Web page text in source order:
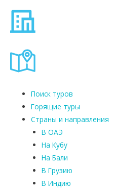
Поиск туров
Горящие туры
Страны и направления
В ОАЭ
На Кубу
На Бали
В Грузию
В Индию